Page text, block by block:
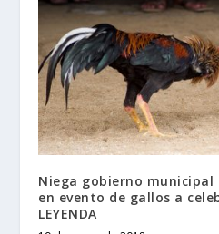
Niega gobierno municipal
en evento de gallos a
LEYENDA